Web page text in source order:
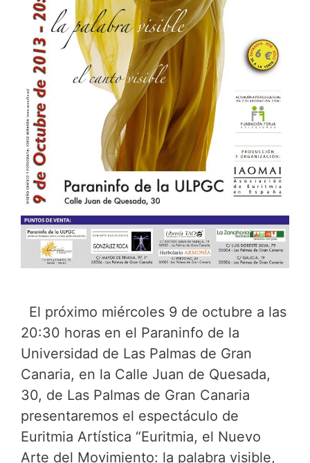
El próximo miércoles 9 de octubre a las
20:30 horas en el Paraninfo de la
Universidad de Las Palmas de Gran
Canaria, en la Calle Juan de Quesada,
30, de Las Palmas de Gran Canaria
presentaremos el espectáculo de
Euritmia Artística “Euritmia, el Nuevo
Arte del Movimiento: la palabra visible,